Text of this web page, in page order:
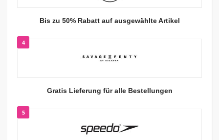
Bis zu 50% Rabatt auf ausgewählte Artikel
4
Gratis Lieferung für alle Bestellungen
5